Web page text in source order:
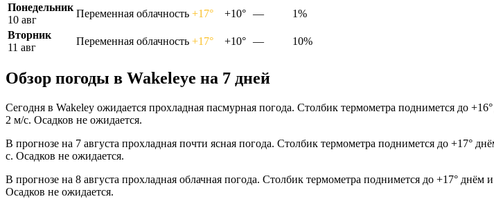
Понедельник
10 авг
Переменная облачность +17° +10° —
1%
Вторник
11 авг
Переменная облачность +17° +10° — 10%
Обзор погоды в Wakeleyе на 7 дней
Сегодня в Wakeley ожидается прохладная пасмурная погода. Столбик термометра поднимется до
2 м/с. Осадков не ожидается.
В прогнозе на 7 августа прохладная почти ясная погода. Столбик термометра поднимется до +17°
с. Осадков не ожидается.
В прогнозе на 8 августа прохладная облачная погода. Столбик термометра поднимется до +17°
Осадков не ожидается.